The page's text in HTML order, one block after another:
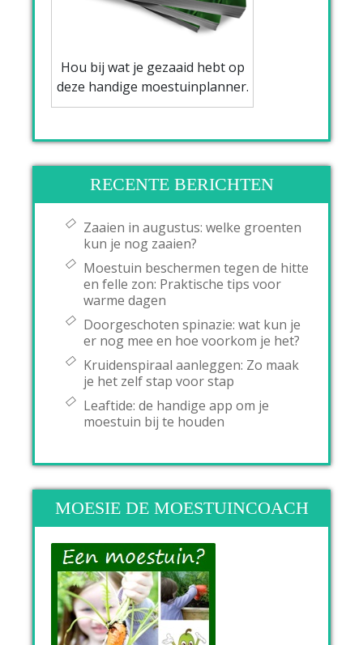
Hou bij wat je gezaaid hebt op
deze handige moestuinplanner.
RECENTE BERICHTEN
Zaaien in augustus: welke groenten
kun je nog zaaien?
Moestuin beschermen tegen de hitte
en felle zon: Praktische tips voor
warme dagen
Doorgeschoten spinazie: wat kun je
er nog mee en hoe voorkom je het?
Kruidenspiraal aanleggen: Zo maak
je het zelf stap voor stap
Leaftide: de handige app om je
moestuin bij te houden
MOESIE DE MOESTUINCOACH